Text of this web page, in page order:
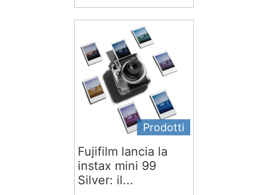
Prodotti
Fujifilm lancia la
instax mini 99
Silver: il...